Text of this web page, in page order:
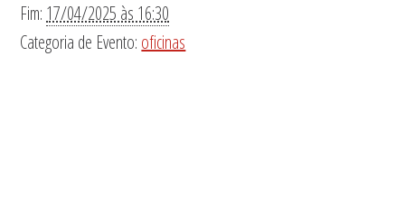
Fim: 17/04/2025 às 16:30
Categoria de Evento: oficinas